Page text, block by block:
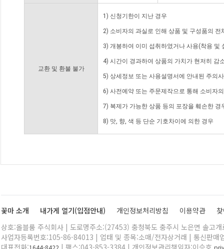
교환 및 환불 불가
1) 신청기한이 지난 경우
2) 소비자의 과실로 인해 상품 및 구성품의
3) 개봉하여 이미 섭취하였거나 사용(착용 및
4) 시간이 경과하여 상품의 가치가 현저히 감
5) 상세정보 또는 사용설명서에 안내된 주의
6) 사전예약 또는 주문제작으로 통해 소비자
7) 복제가 가능한 상품 등의 포장을 훼손한 경
8) 맛, 향, 색 등 단순 기호차이에 의한 경우
꽃마 소개 내가게 열기(입점안내) 개인정보처리방침 이용약관
상호:올블룸 주식회사 | 도로명주소:(27453) 충청북도 충주시 노은면 솔고
사업자등록번호:105-86-84013 | 업태 및 종목:소매/전자상거래 | 통신판매
1644-8422